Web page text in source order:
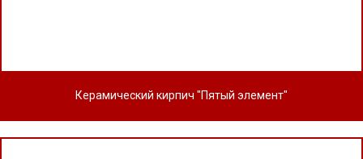
Керамический кирпич "Пятый элемент"